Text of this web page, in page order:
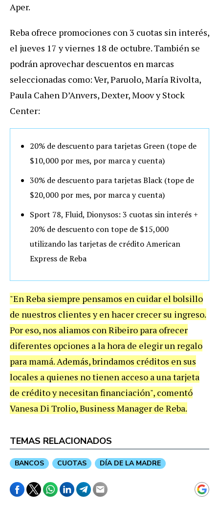
Aper.
Reba ofrece promociones con 3 cuotas sin interés,
el jueves 17 y viernes 18 de octubre. También se
podrán aprovechar descuentos en marcas
seleccionadas como: Ver, Paruolo, María Rivolta,
Paula Cahen D’Anvers, Dexter, Moov y Stock
Center:
20% de descuento para tarjetas Green (tope de
$10,000 por mes, por marca y cuenta)
30% de descuento para tarjetas Black (tope de
$20,000 por mes, por marca y cuenta)
Sport 78, Fluid, Dionysos: 3 cuotas sin interés +
20% de descuento con tope de $15,000
utilizando las tarjetas de crédito American
Express de Reba
"En Reba siempre pensamos en cuidar el bolsillo
de nuestros clientes y en hacer crecer su ingreso.
Por eso, nos aliamos con Ribeiro para ofrecer
diferentes opciones a la hora de elegir un regalo
para mamá. Además, brindamos créditos en sus
locales a quienes no tienen acceso a una tarjeta
de crédito y necesitan financiación", comentó
Vanesa Di Trolio, Business Manager de Reba.
TEMAS RELACIONADOS
BANCOS CUOTAS DÍA DE LA MADRE